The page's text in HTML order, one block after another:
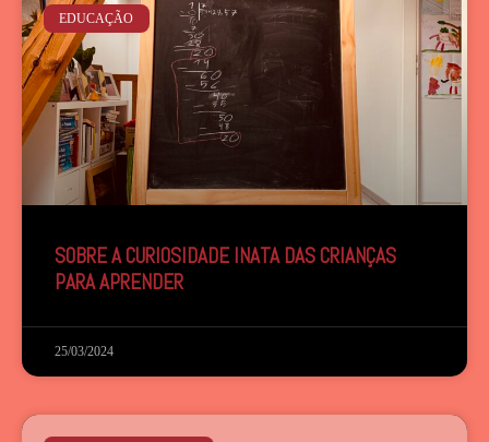
EDUCAÇÃO
SOBRE A CURIOSIDADE INATA DAS CRIANÇAS
PARA APRENDER
25/03/2024